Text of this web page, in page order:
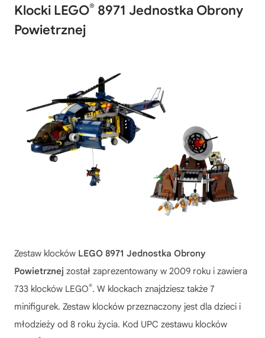
Klocki LEGO® 8971 Jednostka Obrony
Powietrznej
Zestaw klocków LEGO 8971 Jednostka Obrony
Powietrznej został zaprezentowany w 2009 roku i zawiera
733 klocków LEGO®. W klockach znajdziesz także 7
minifigurek. Zestaw klocków przeznaczony jest dla dzieci i
młodzieży od 8 roku życia. Kod UPC zestawu klocków